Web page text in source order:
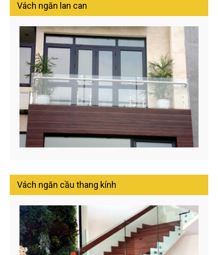
Vách ngăn lan can
Vách ngăn cầu thang kính